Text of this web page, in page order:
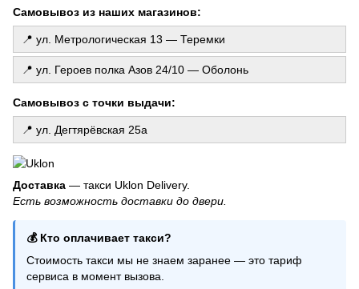
Шарики для дня рождения
Хлопушка
Восковые свечи купить киев
Шарики баблс
Всё для оформления праздника
Свечи купить
Шарики агат
Подарочный набор свечей
Цифры на торт
Купить свечу ручной работы
Самовывоз из наших магазинов:
📍 ул. Метрологическая 13 — Теремки
📍 ул. Героев полка Азов 24/10 — Оболонь
Самовывоз с точки выдачи:
📍 ул. Дегтярёвская 25а
Доставка — такси Uklon Delivery.
Есть возможность доставки до двери.
💰 Кто оплачивает такси?
Стоимость такси мы не знаем заранее — это тариф
сервиса в момент вызова.